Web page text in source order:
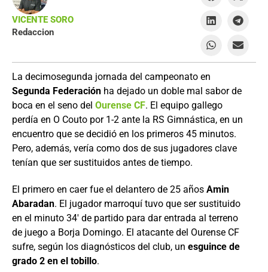
La decimosegunda jornada del campeonato en
Segunda Federación ha dejado un doble mal sabor de
boca en el seno del Ourense CF. El equipo gallego
perdía en O Couto por 1-2 ante la RS Gimnástica, en un
encuentro que se decidió en los primeros 45 minutos.
Pero, además, vería como dos de sus jugadores clave
tenían que ser sustituidos antes de tiempo.
El primero en caer fue el delantero de 25 años Amin
Abaradan. El jugador marroquí tuvo que ser sustituido
en el minuto 34′ de partido para dar entrada al terreno
de juego a Borja Domingo. El atacante del Ourense CF
sufre, según los diagnósticos del club, un esguince de
grado 2 en el tobillo.
VICENTE SORO
Redaccion